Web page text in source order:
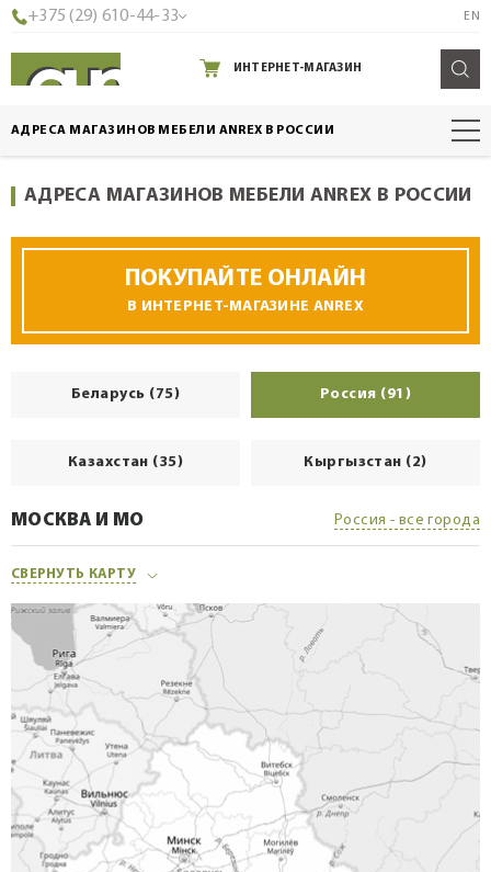
+375 (29) 610-44-33 EN
ИНТЕРНЕТ-МАГАЗИН
АДРЕСА МАГАЗИНОВ МЕБЕЛИ ANREX В РОССИИ
АДРЕСА МАГАЗИНОВ МЕБЕЛИ ANREX В РОССИИ
ПОКУПАЙТЕ ОНЛАЙН
В ИНТЕРНЕТ-МАГАЗИНЕ ANREX
Беларусь (75) Россия (91)
Казахстан (35) Кыргызстан (2)
МОСКВА И МО Россия - все города
СВЕРНУТЬ КАРТУ